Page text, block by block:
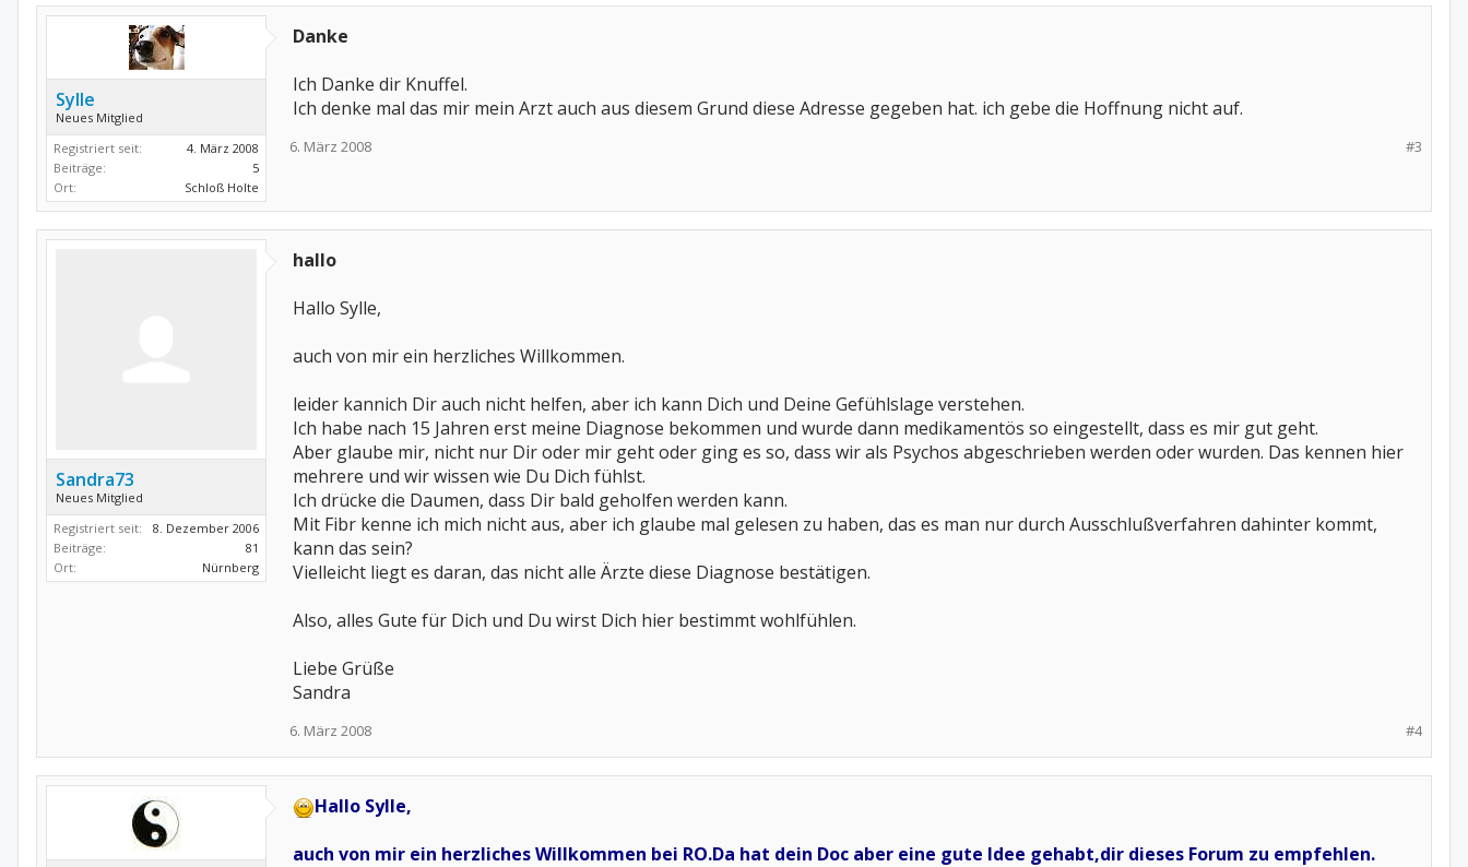
Sylle
Neues Mitglied
Registriert seit:
4. März 2008
Beiträge:
5
Ort:
Schloß Holte
Danke
Ich Danke dir Knuffel.
Ich denke mal das mir mein Arzt auch aus diesem Grund diese Adresse gegeben hat. ich gebe die Hoffnung nicht auf.
#3
6. März 2008
Sandra73
Neues Mitglied
Registriert seit:
8. Dezember 2006
Beiträge:
81
Ort:
Nürnberg
hallo
Hallo Sylle,
auch von mir ein herzliches Willkommen.
leider kannich Dir auch nicht helfen, aber ich kann Dich und Deine Gefühlslage verstehen.
Ich habe nach 15 Jahren erst meine Diagnose bekommen und wurde dann medikamentös so eingestellt, dass es mir gut geht.
Aber glaube mir, nicht nur Dir oder mir geht oder ging es so, dass wir als Psychos abgeschrieben werden oder wurden. Das kennen hier
mehrere und wir wissen wie Du Dich fühlst.
Ich drücke die Daumen, dass Dir bald geholfen werden kann.
Mit Fibr kenne ich mich nicht aus, aber ich glaube mal gelesen zu haben, das es man nur durch Ausschlußverfahren dahinter kommt,
kann das sein?
Vielleicht liegt es daran, das nicht alle Ärzte diese Diagnose bestätigen.
Also, alles Gute für Dich und Du wirst Dich hier bestimmt wohlfühlen.
Liebe Grüße
Sandra
#4
6. März 2008
Hallo Sylle,
auch von mir ein herzliches Willkommen bei RO.Da hat dein Doc aber eine gute Idee gehabt,dir dieses Forum zu empfehlen.